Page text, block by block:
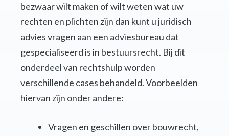
bezwaar wilt maken of wilt weten wat uw
rechten en plichten zijn dan kunt u juridisch
advies vragen aan een adviesbureau dat
gespecialiseerd is in bestuursrecht. Bij dit
onderdeel van rechtshulp worden
verschillende cases behandeld. Voorbeelden
hiervan zijn onder andere:
Vragen en geschillen over bouwrecht,